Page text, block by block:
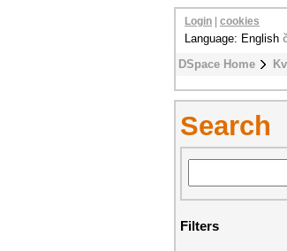
DSpace Home
Login cookies
Language: English
Search
Filters